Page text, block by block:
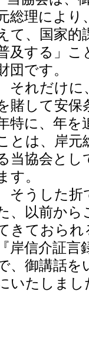
総理により
て、国家的
及する」こ
団です。
それだけに
賭して安保
特に、年を
とは、岸元
当協会と
す。
そうした折
、以前から
きておられ
『岸信介証
、御講話を
いたしまし